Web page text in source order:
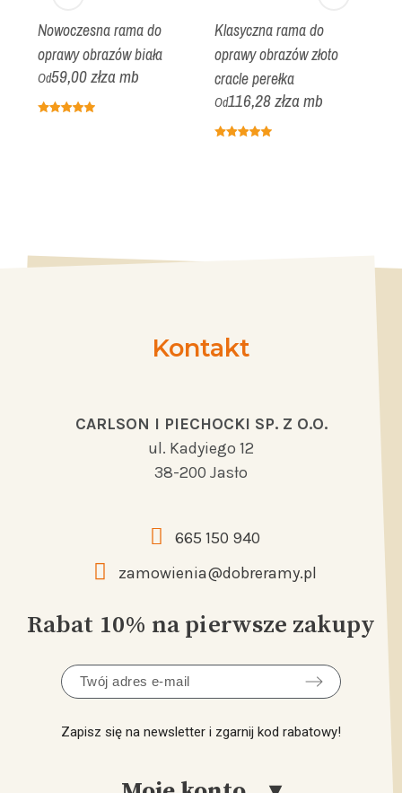
Nowoczesna rama do
oprawy obrazów biała
Od59,00 złza mb
Klasyczna rama do
oprawy obrazów złoto
cracle perełka
Od116,28 złza mb
Kontakt
CARLSON I PIECHOCKI SP. Z O.O.
ul. Kadyiego 12
38-200 Jasło
665 150 940
zamowienia@dobreramy.pl
Rabat 10% na pierwsze zakupy
Zapisz się na newsletter i zgarnij kod rabatowy!